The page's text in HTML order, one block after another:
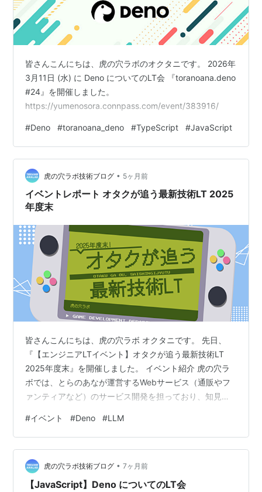
皆さんこんにちは、虎の穴ラボのオクタニです。 2026年
3月11日 (水) に Deno についてのLT会 『toranoana.deno
#24』を開催しました。
https://yumenosora.connpass.com/event/383916/
#Deno #toranoana_deno #TypeScript #JavaScript
虎の穴ラボ技術ブログ • 5ヶ月前
イベントレポート オタクが追う最新技術LT 2025
年度末
皆さんこんにちは、虎の穴ラボ オクタニです。 先日、
『【エンジニアLTイベント】オタクが追う最新技術LT
2025年度末』を開催しました。 イベント紹介 虎の穴ラ
ボでは、とらのあなが運営するWebサービス（通販やフ
ァンティアなど）のサービス開発を担っており、知見を
催しています。 今回は「オタクが追う最新技術」という
テーマで、最新のAIツールやDenoの最新機能、コミュニ
ティ運営まで幅広い内容の発表が行われました。
https://yumenosora.connpass.com/event/297012/ 開催
概要 タイトル 登壇 19:30 …
#イベント #Deno #LLM
虎の穴ラボ技術ブログ • 7ヶ月前
【JavaScript】Deno についてのLT会